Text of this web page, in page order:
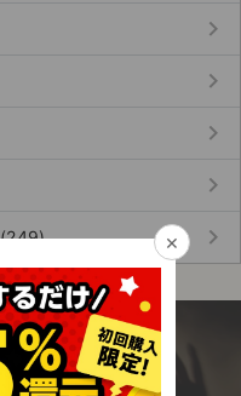
keyboard_arrow_right
keyboard_arrow_right
keyboard_arrow_right
keyboard_arrow_right
(249) keyboard_arrow_right
ウンロード！
ための安心チケッ
×